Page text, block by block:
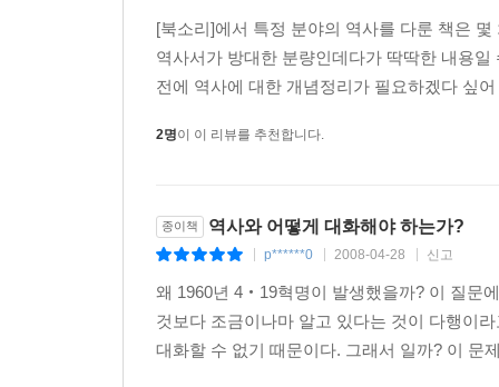
[북소리]에서 특정 분야의 역사를 다룬 책은
역사서가 방대한 분량인데다가 딱딱한 내용
전에 역사에 대한 개념정리가 필요하겠다 싶
2명이 이 리뷰를 추천합니다.
종이책 역사와 어떻게 대화해야 하는가?
p******0 2008-04-28 신고
왜 1960년 4‧19혁명이 발생했을까? 이 질문
것보다 조금이나마 알고 있다는 것이 다행이
대화할 수 없기 때문이다. 그래서 일까? 이 문